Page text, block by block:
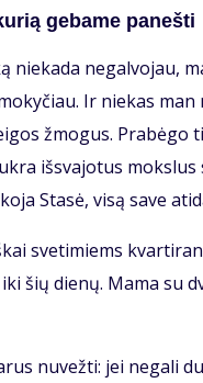
ge­ba­me pa­neš­ti
nie­ka­da ne­gal­vo­jau,
Ir nie­kas
žmo­gus.
iš­sva­jo­tus
Sta­sė, vi­są sa­ve
sve­ti­miems
šių die­nų. Ma­ma su
nu­vež­ti: jei ne­ga­li